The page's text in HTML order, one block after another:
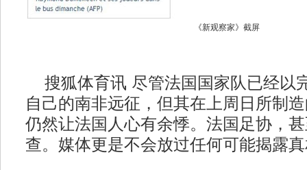
《新观察家》截屏
搜狐体育讯 尽管法国国家队已经以
自己的南非远征，但其在上周日所制
仍然让法国人心有余悸。法国足协，
查。媒体更是不会放过任何可能揭露